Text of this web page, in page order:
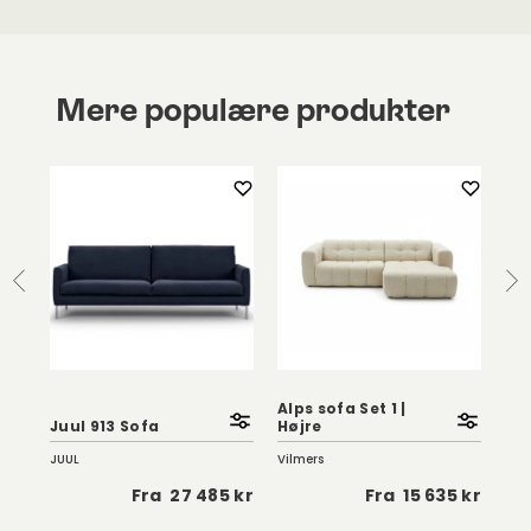
Mere populære produkter
Juul 913 Sofa
JUUL
Fra 27 485 kr
Alps sofa Set 1 |
Højre
Vilmers
Fra 15 635 kr